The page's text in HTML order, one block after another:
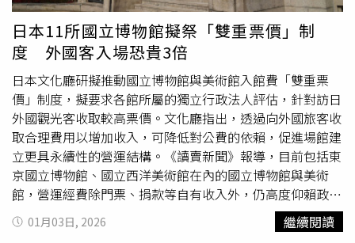
你錢好多了 沒關係」、「爸！我連四個號碼都沒有」、
「爸爸一天就賺回來了😂」。 在 Instagram 查看這則貼文
從 Instagram 分享的貼文 更多三立新聞網報導． 晚安小雞
恐被遣送中國！西港監獄證實「出獄時間」 將依法驅逐出
境． 黑男街訪日本爆乳留學生！她自曝只愛「大XX」的男
生 脆被神出了． 飯糰大媽11年前是「神獸級AV女優！」
老司機噴淚複習：她真的無敵
日本11所國立博物館擬祭「雙重票價」制
度 外國客入場恐貴3倍
日本文化廳研擬推動國立博物館與美術館入館費「雙重票
價」制度，擬要求各館所屬的獨立行政法人評估，針對訪日
外國觀光客收取較高票價。文化廳指出，透過向外國旅客收
取合理費用以增加收入，可降低對公費的依賴，促進場館建
立更具永續性的營運結構。《讀賣新聞》報導，目前包括東
京國立博物館、國立西洋美術館在內的國立博物館與美術
館，營運經費除門票、捐款等自有收入外，仍高度仰賴政府
補助。根據日本財務省資料，11所國立博物館與美術館中，
去年有8館的營運費補助金占整體收入超過五成，顯示財政
01月03日, 2026 繼續閱讀